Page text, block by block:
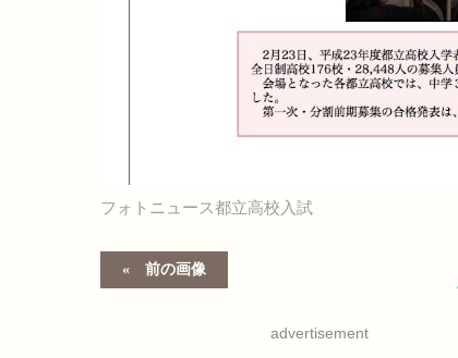
フォトニュース都立高校入試
前の画像
advertisement